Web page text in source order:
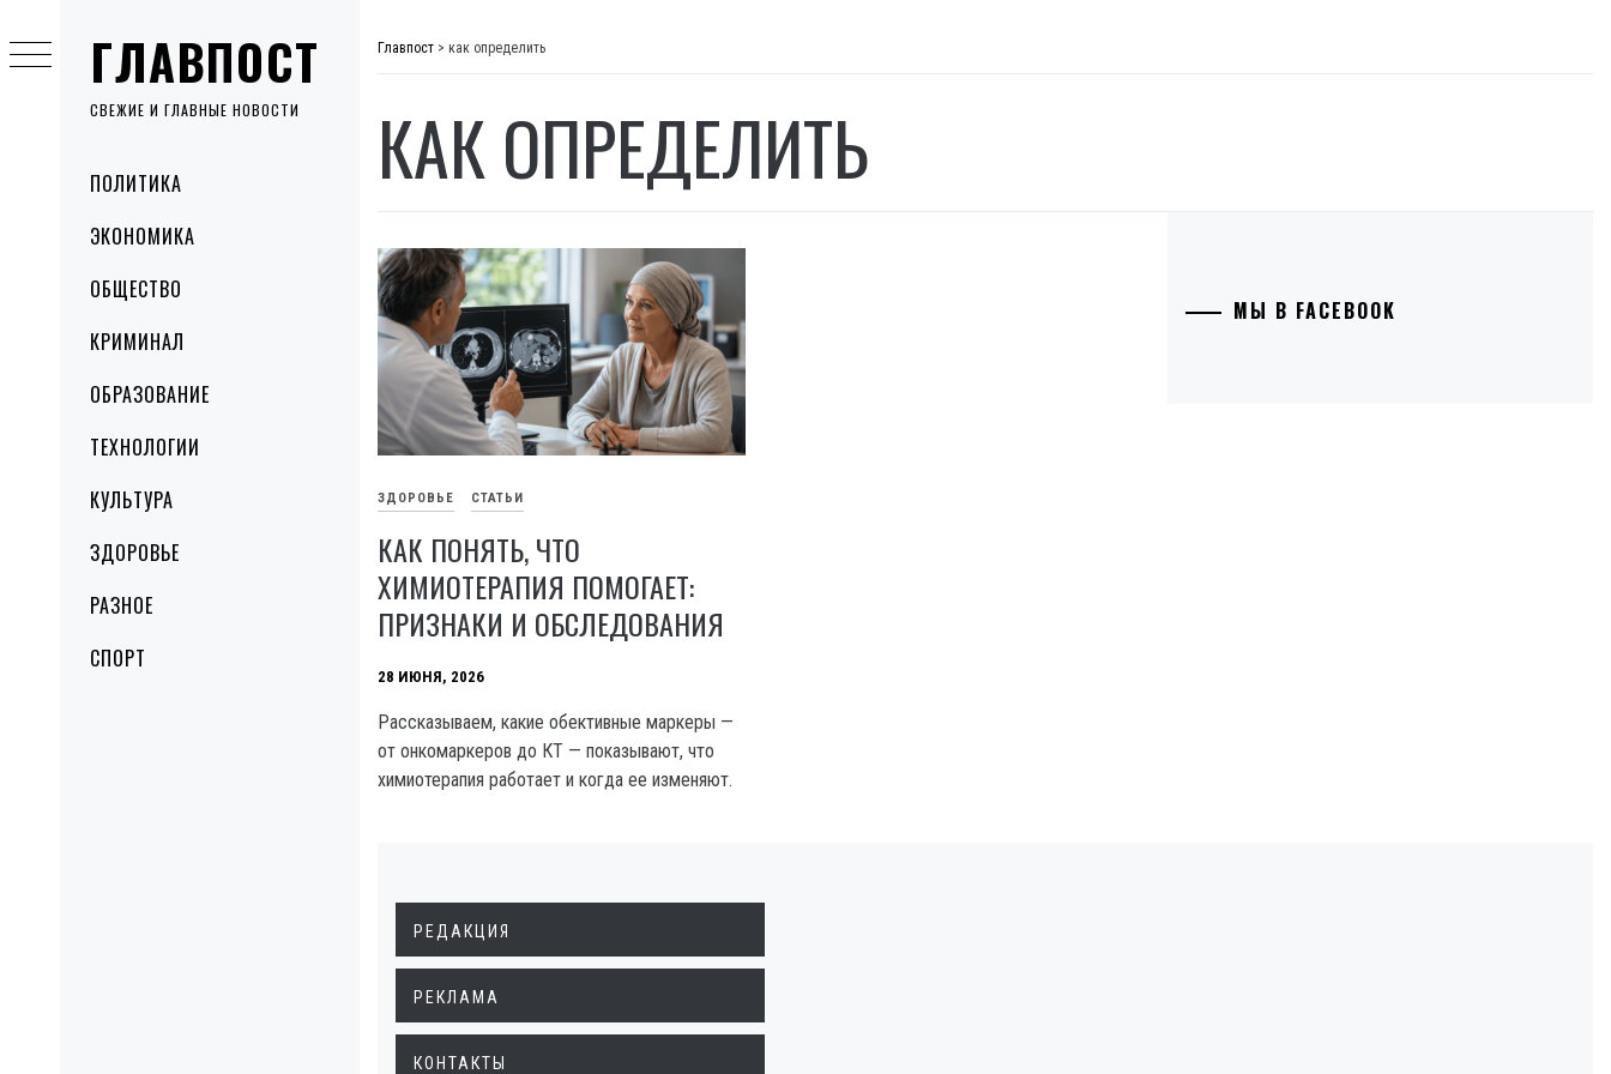
ГЛАВПОСТ
СВЕЖИЕ И ГЛАВНЫЕ НОВОСТИ
MenuПОЛИТИКА
ЭКОНОМИКА
ОБЩЕСТВО
КРИМИНАЛ
ОБРАЗОВАНИЕ
ТЕХНОЛОГИИ
КУЛЬТУРА
ЗДОРОВЬЕ
РАЗНОЕ
СПОРТ
to
content
Главпост > как определить
КАК ОПРЕДЕЛИТЬ
ЗДОРОВЬЕ СТАТЬИ
КАК ПОНЯТЬ, ЧТО
ХИМИОТЕРАПИЯ ПОМОГАЕТ:
ПРИЗНАКИ И ОБСЛЕДОВАНИЯ
28 ИЮНЯ, 2026
Рассказываем, какие обективные маркеры —
от онкомаркеров до КТ — показывают, что
химиотерапия работает и когда ее изменяют.
МЫ В FACEBOOK
РЕДАКЦИЯ
РЕКЛАМА
КОНТАКТЫ